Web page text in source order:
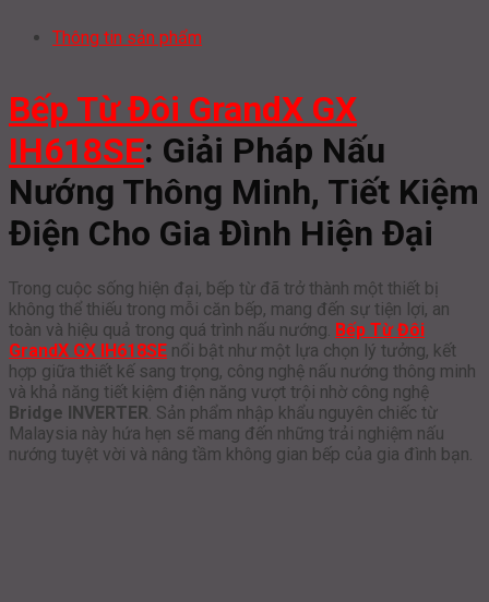
Thông tin sản phẩm
Bếp Từ Đôi GrandX GX
IH618SE: Giải Pháp Nấu
Nướng Thông Minh, Tiết Kiệm
Điện Cho Gia Đình Hiện Đại
Trong cuộc sống hiện đại, bếp từ đã trở thành một thiết bị
không thể thiếu trong mỗi căn bếp, mang đến sự tiện lợi, an
toàn và hiệu quả trong quá trình nấu nướng. Bếp Từ Đôi
GrandX GX IH618SE nổi bật như một lựa chọn lý tưởng, kết
hợp giữa thiết kế sang trọng, công nghệ nấu nướng thông minh
và khả năng tiết kiệm điện năng vượt trội nhờ công nghệ
Bridge INVERTER . Sản phẩm nhập khẩu nguyên chiếc từ
Malaysia này hứa hẹn sẽ mang đến những trải nghiệm nấu
nướng tuyệt vời và nâng tầm không gian bếp của gia đình bạn.